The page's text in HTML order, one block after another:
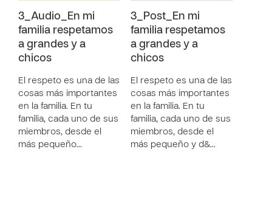
3_Audio_En mi
familia respetamos
a grandes y a
chicos
El respeto es una de las
cosas más importantes
en la familia. En tu
familia, cada uno de sus
miembros, desde el
más pequeño…
3_Post_En mi
familia respetamos
a grandes y a
chicos
El respeto es una de las
cosas más importantes
en la familia. En tu
familia, cada uno de sus
miembros, desde el
más pequeño y d&…